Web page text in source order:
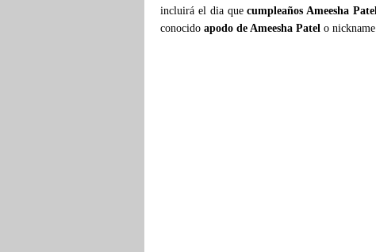
incluirá el dia quecumpleaños Ameesha
conocido apodo de Ameesha Patel o